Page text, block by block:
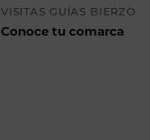
VISITAS GUÍAS BIERZO
Conoce tu comarca